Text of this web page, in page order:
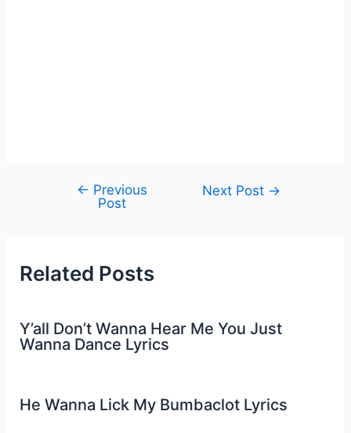
navigation
← Previous
Post
Next Post →
Related Posts
Y’all Don’t Wanna Hear Me You Just
Wanna Dance Lyrics
He Wanna Lick My Bumbaclot Lyrics